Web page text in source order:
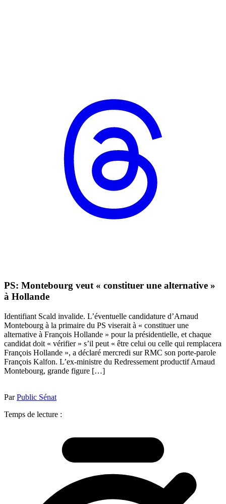
PS: Montebourg veut « constituer une alternative »
à Hollande
Identifiant Scald invalide. L’éventuelle candidature d’Arnaud
Montebourg à la primaire du PS viserait à « constituer une
alternative à François Hollande » pour la présidentielle, et chaque
candidat doit « vérifier » s’il peut « être celui ou celle qui remplacera
François Hollande », a déclaré mercredi sur RMC son porte-parole
François Kalfon. L’ex-ministre du Redressement productif Arnaud
Montebourg, grande figure […]
ParPublic Sénat
Temps de lecture :